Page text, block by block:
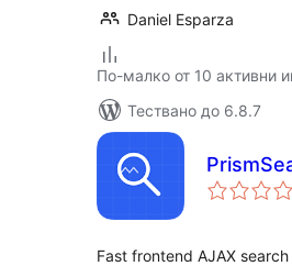
Daniel Esparza
По-малко от 10 активни
Тествано до 6.8.7
Fast frontend AJAX